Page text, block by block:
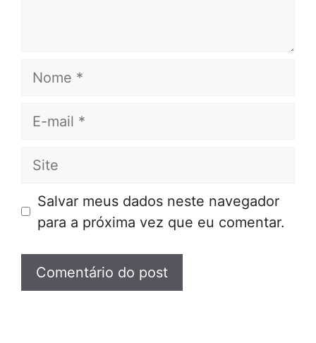
Nome
E-
Site
Salvar meus dados neste navegador
para a próxima vez que eu comentar.